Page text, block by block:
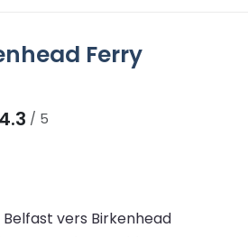
Ferry
4.3 / 5
vers Birkenhead